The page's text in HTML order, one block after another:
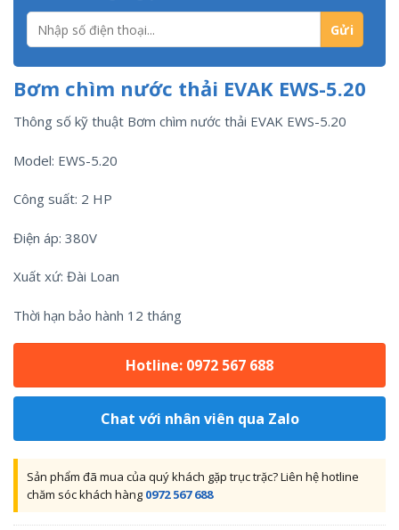
Bơm chìm nước thải EVAK EWS-5.20
Thông số kỹ thuật Bơm chìm nước thải EVAK EWS-5.20
Model: EWS-5.20
Công suất: 2 HP
Điện áp: 380V
Xuất xứ: Đài Loan
Thời hạn bảo hành 12 tháng
Hotline: 0972 567 688
Chat với nhân viên qua Zalo
Sản phẩm đã mua của quý khách gặp trục trặc? Liên hệ hotline
chăm sóc khách hàng 0972 567 688